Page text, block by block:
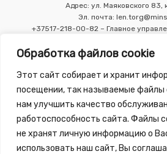
Обработка файлов cookie
Этот сайт собирает и хранит
посещении, так называемые файлы
нам улучшить качество
работоспособность сайта. Файлы
не хранят личную информацию о
использовать наш сайт, Вы
Адрес: ул. Маяковского 83,
Эл. почта:
+37517-218-00-82 – Главное